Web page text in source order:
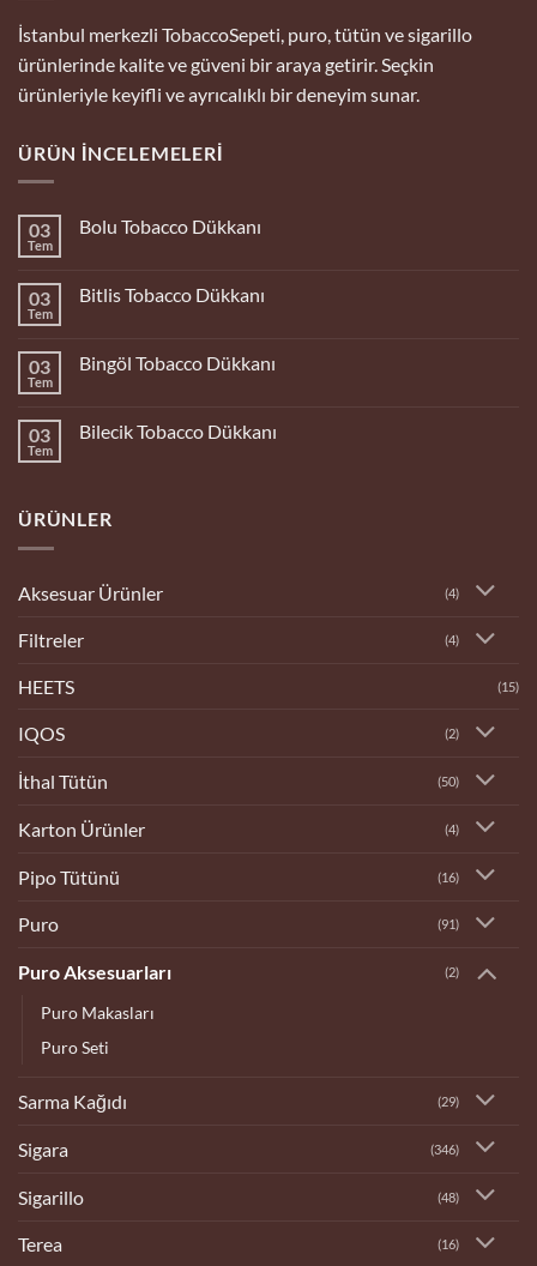
İstanbul merkezli TobaccoSepeti, puro, tütün ve sigarillo
ürünlerinde kalite ve güveni bir araya getirir. Seçkin
ürünleriyle keyifli ve ayrıcalıklı bir deneyim sunar.
ÜRÜN İNCELEMELERI
03
Tem
Bolu Tobacco Dükkanı
Tobacco
03
Tem
Bitlis Tobacco Dükkanı
Tobacco
03
Tem
Bingöl Tobacco Dükkanı
Tobacco
03
Tem
Bilecik Tobacco Dükkanı
Dükkanı
ÜRÜNLER
Aksesuar Ürünler (4)
Filtreler (4)
HEETS (15)
IQOS (2)
İthal Tütün (50)
Karton Ürünler (4)
Pipo Tütünü (16)
Puro (91)
Puro Aksesuarları (2)
Puro Makasları
Puro Seti
Sarma Kağıdı (29)
Sigara (346)
Sigarillo (48)
Terea (16)